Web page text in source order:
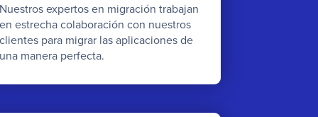
Nuestros expertos en migración trabajan
en estrecha colaboración con nuestros
clientes para migrar las aplicaciones de
una manera perfecta.